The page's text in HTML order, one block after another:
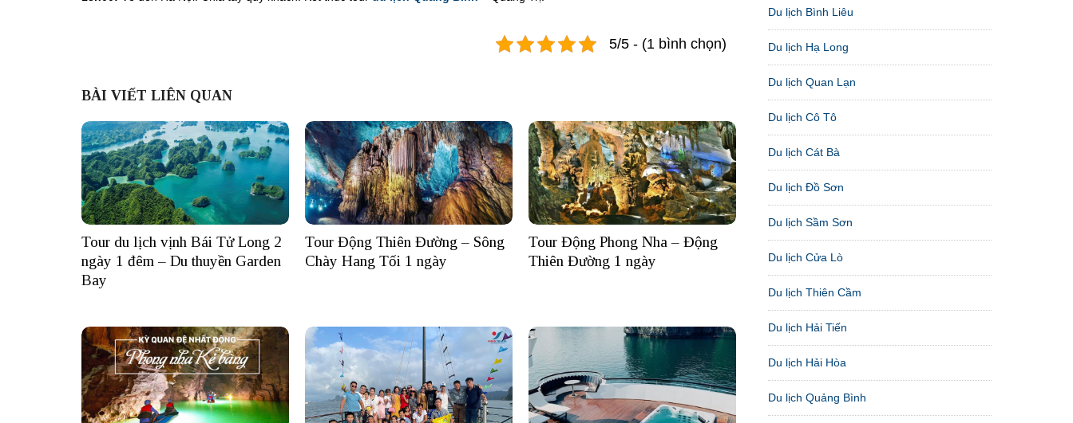
5/5 - (1 bình chọn)
BÀI VIẾT LIÊN QUAN
Tour du lịch vịnh Bái Tử Long 2
ngày 1 đêm – Du thuyền Garden
Bay
Tour Động Thiên Đường – Sông
Chày Hang Tối 1 ngày
Tour Động Phong Nha – Động
Thiên Đường 1 ngày
Du lịch Bình Liêu
Du lịch Hạ Long
Du lịch Quan Lạn
Du lịch Cô Tô
Du lịch Cát Bà
Du lịch Đồ Sơn
Du lịch Sầm Sơn
Du lịch Cửa Lò
Du lịch Thiên Cầm
Du lịch Hải Tiến
Du lịch Hải Hòa
Du lịch Quảng Bình